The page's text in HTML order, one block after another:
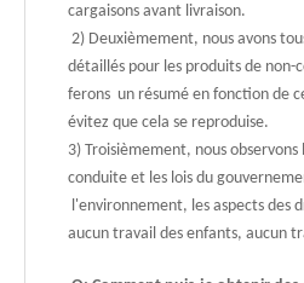
cargaisons avant livraison.
2) Deuxièmement, nous avons
détaillés pour les produits de non-
ferons un résumé en fonction de
évitez que cela se reproduise.
3) Troisièmement, nous
conduite et les lois du
l'environnement, les aspects des
aucun travail des enfants, aucun